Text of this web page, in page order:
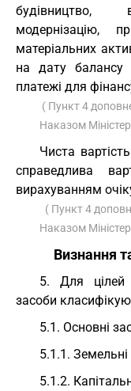
будівництво,
модернізацію,
матеріальних
на дату балансу
платежі для
( Пункт 4
Наказом
Чиста
справедлива
вирахуванням
( Пункт 4
Наказом
Визнання
5. Для цілей
засоби
5.1. Основні
5.1.1. Земельні
5.1.2.